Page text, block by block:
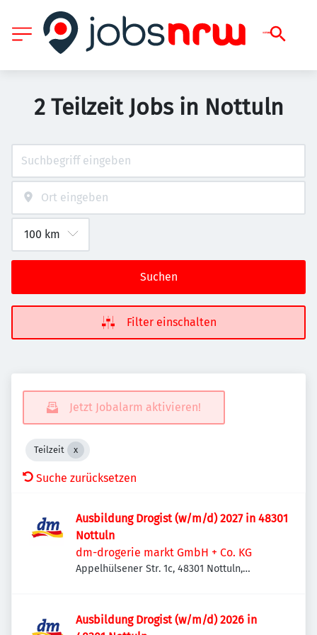
2 Teilzeit Jobs in Nottuln
Suchen
Filter einschalten
Jetzt Jobalarm aktivieren!
Teilzeit
Suche zurücksetzen
Ausbildung Drogist (w/m/d) 2027 in 48301
Nottuln
dm-drogerie markt GmbH + Co. KG
Appelhülsener Str. 1c, 48301 Nottuln,
Ausbildung Drogist (w/m/d) 2026 in